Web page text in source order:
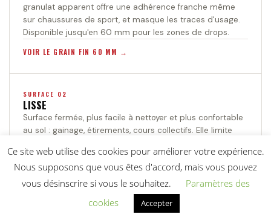
granulat apparent offre une adhérence franche même
sur chaussures de sport, et masque les traces d'usage.
Disponible jusqu'en 60 mm pour les zones de drops.
VOIR LE GRAIN FIN 60 MM
SURFACE 02
LISSE
Surface fermée, plus facile à nettoyer et plus confortable
au sol : gainage, étirements, cours collectifs. Elle limite
vrai sujet en salle très fréquentée.
VOIR LA FINITION LISSE
Ce site web utilise des cookies pour améliorer votre expérience.
Nous supposons que vous êtes d'accord, mais vous pouvez
vous désinscrire si vous le souhaitez.
Paramètres des
cookies
Accepter